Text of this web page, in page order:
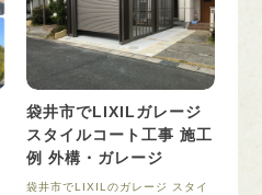
袋井市でLIXILガレージ
スタイルコート工事 施工
例 外構・ガレージ
袋井市でLIXILのガレージ スタイ